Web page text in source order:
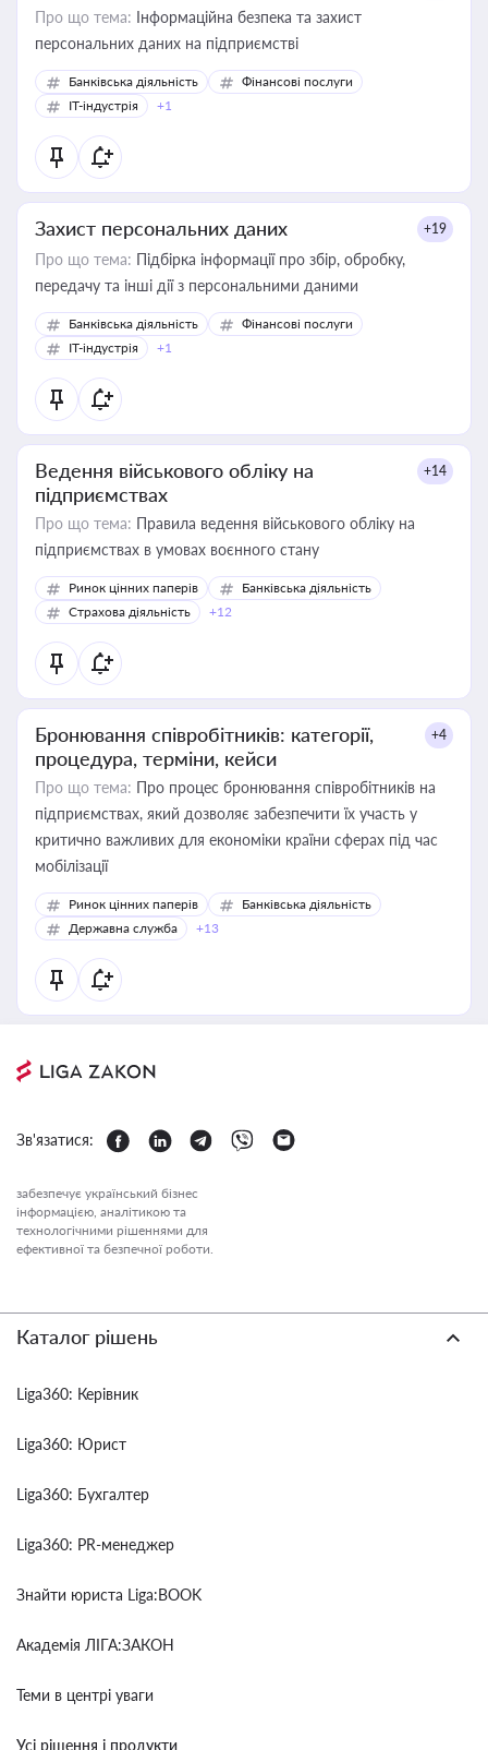
Про що тема: Інформаційна безпека та захист
персональних даних на підприємстві
Банківська діяльність
Фінансові послуги
IT-індустрія
+1
Захист персональних даних +19
Про що тема: Підбірка інформації про збір, обробку,
передачу та інші дії з персональними даними
Банківська діяльність
Фінансові послуги
IT-індустрія
+1
Ведення військового обліку на
підприємствах
+14
Про що тема: Правила ведення військового обліку на
підприємствах в умовах воєнного стану
Ринок цінних паперів
Банківська діяльність
Страхова діяльність
+12
Бронювання співробітників: категорії,
процедура, терміни, кейси
+4
Про що тема: Про процес бронювання співробітників на
підприємствах, який дозволяє забезпечити їх участь у
критично важливих для економіки країни сферах під час
мобілізації
Ринок цінних паперів
Банківська діяльність
Державна служба
+13
Зв'язатися:
забезпечує український бізнес
інформацією, аналітикою та
технологічними рішеннями для
ефективної та безпечної роботи.
Каталог рішень
Liga360: Керівник
Liga360: Юрист
Liga360: Бухгалтер
Liga360: PR-менеджер
Знайти юриста Liga:BOOK
Академія ЛІГА:ЗАКОН
Теми в центрі уваги
Усі рішення і продукти